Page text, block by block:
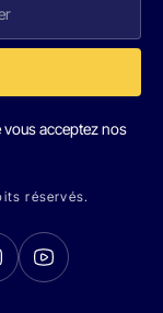
acceptez nos
réservés.